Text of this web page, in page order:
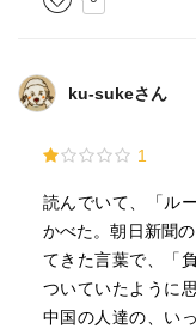
ku-sukeさん
1
読んでいて、「ル
かべた。朝日新聞
てきた言葉で、「
ついていたように
中国の人達の、い